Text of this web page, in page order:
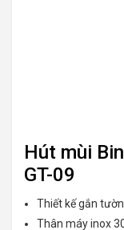
Hút mùi
GT-09
Thiết kế gắn
Thân máy inox